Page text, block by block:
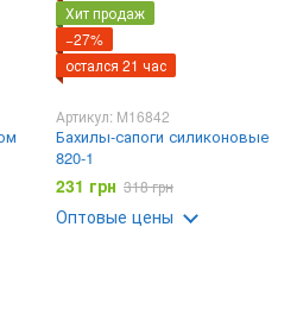
Хит продаж
−27%
остался 21 час
Артикул: M16842
Бахилы-сапоги силиконовые
820-1
231 грн 318 грн
Оптовые цены